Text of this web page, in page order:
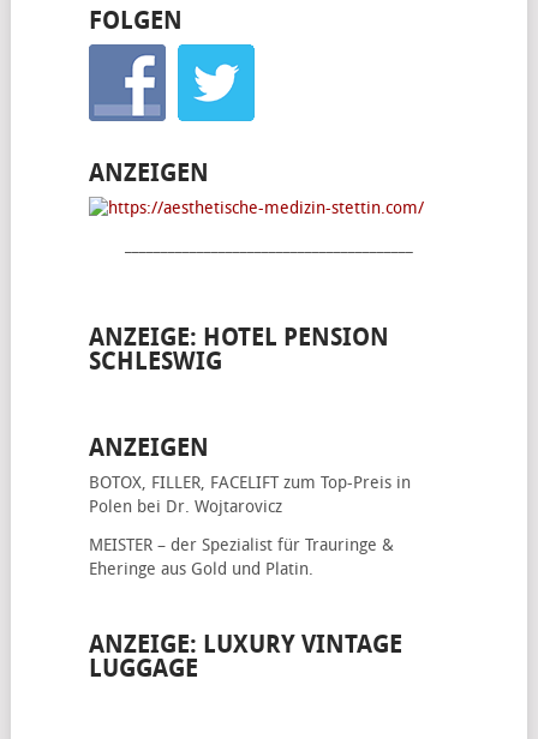
FOLGEN
ANZEIGEN
ANZEIGE: HOTEL PENSION
SCHLESWIG
ANZEIGEN
BOTOX, FILLER, FACELIFTzum Top-Preis in
Polen bei Dr. Wojtarovicz
MEISTER – der Spezialist für Trauringe &
Eheringe aus Gold und Platin.
ANZEIGE: LUXURY VINTAGE
LUGGAGE